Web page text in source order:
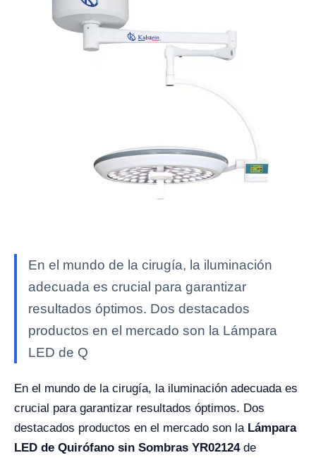
En el mundo de la cirugía, la iluminación
adecuada es crucial para garantizar
resultados óptimos. Dos destacados
productos en el mercado son la Lámpara
LED de Q
En el mundo de la cirugía, la iluminación adecuada es
crucial para garantizar resultados óptimos. Dos
destacados productos en el mercado son la Lámpara
LED de Quirófano sin Sombras YR02124de